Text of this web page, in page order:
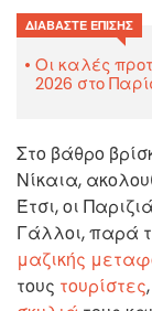
ΔΙΑΒΆΣΤΕ ΕΠΊΣΗΣ
Οι καλές
2026 στο
Στο βάθρο
Νίκαια,
Έτσι, οι
Γάλλοι, παρά
μαζικής
τους τουρίστες